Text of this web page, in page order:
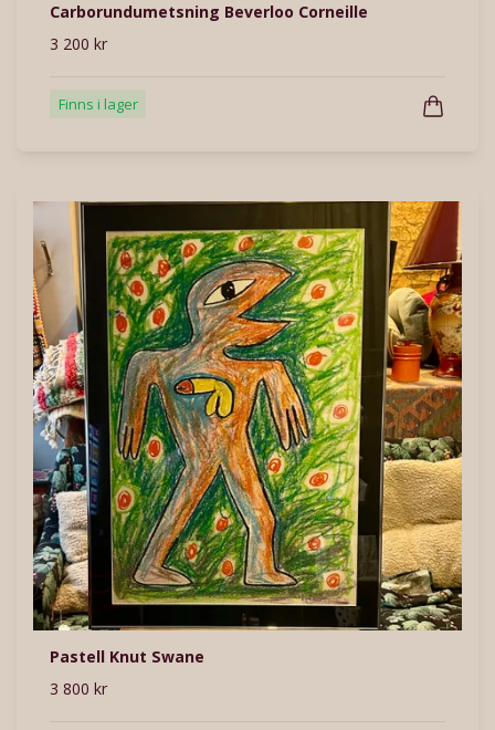
Carborundumetsning Beverloo Corneille
3 200 kr
Finns i lager
Pastell Knut Swane
3 800 kr